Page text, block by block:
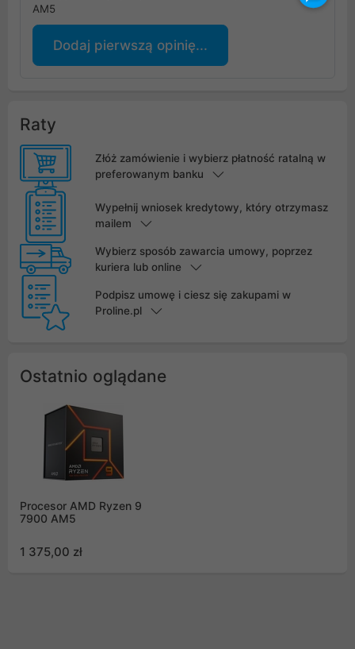
AM5
Dodaj pierwszą opinię...
Raty
Złóż zamówienie i wybierz płatność ratalną w
preferowanym banku
Wypełnij wniosek kredytowy, który otrzymasz
mailem
Wybierz sposób zawarcia umowy, poprzez
kuriera lub online
Podpisz umowę i ciesz się zakupami w
Proline.pl
Ostatnio oglądane
Procesor AMD Ryzen 9
7900 AM5
1 375,00 zł